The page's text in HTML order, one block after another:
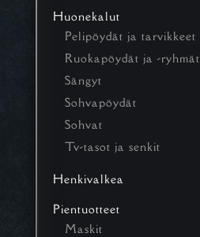
Huonekalut
Pelipöydät ja tarvikkeet
Ruokapöydät ja -ryhmät
Sängyt
Sohvapöydät
Sohvat
Tv-tasot ja senkit
Henkivalkea
Pientuotteet
Maskit